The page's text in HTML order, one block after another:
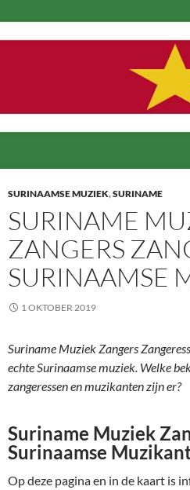
SURINAAMSE MUZIEK,SURINAME
SURINAME
ZANGERS
SURINAAMSE
1 OKTOBER 2019
Suriname Muziek Zangers
echte Surinaamse muziek. Welke
zangeressen en muzikanten zijn er?
Suriname Muziek
Surinaamse
Op deze pagina en in de kaart is